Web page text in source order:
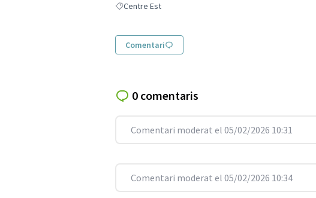
Resultats en filtrar per: Centre Est
Centre Est
Comentari
0 comentaris
Comentari moderat el 05/02/2026 10:31
Comentari moderat el 05/02/2026 10:34